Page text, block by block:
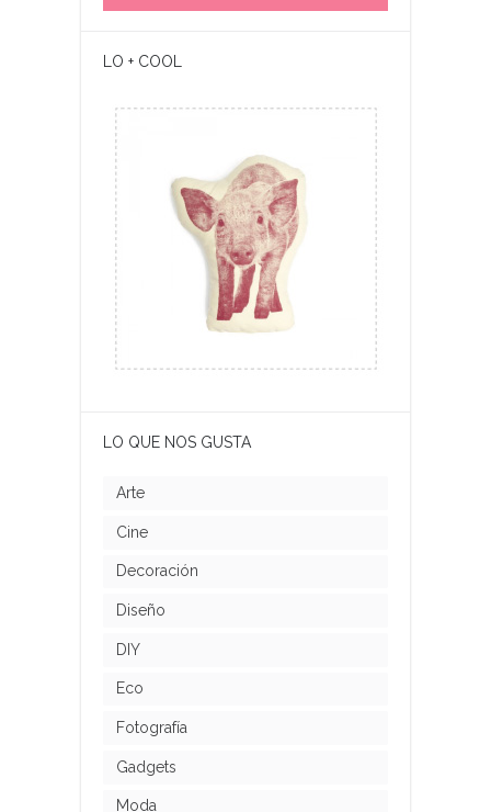
LO + COOL
LO QUE NOS GUSTA
Arte
Cine
Decoración
Diseño
DIY
Eco
Fotografía
Gadgets
Moda